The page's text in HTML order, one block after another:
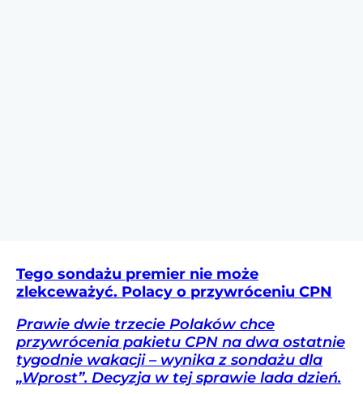
Tego sondażu premier nie może
zlekceważyć. Polacy o przywróceniu CPN
Prawie dwie trzecie Polaków chce
przywrócenia pakietu CPN na dwa ostatnie
tygodnie wakacji – wynika z sondażu dla
„Wprost”. Decyzja w tej sprawie lada dzień.